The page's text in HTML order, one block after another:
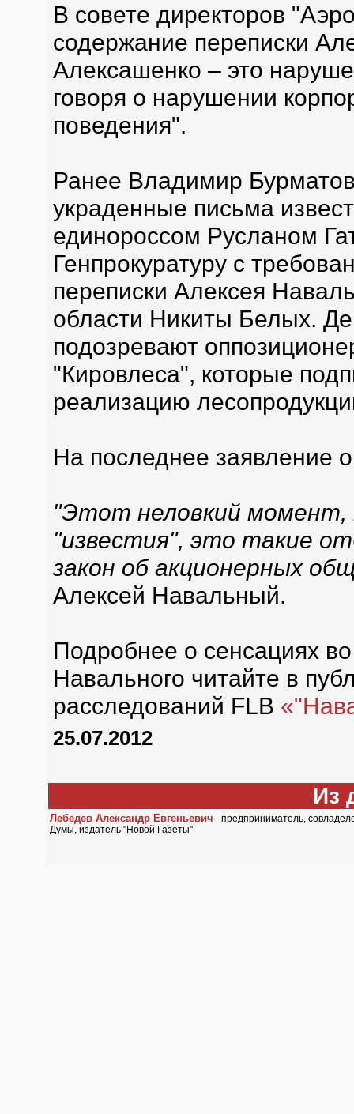
В совете директоров
содержание переписки
Алексашенко – это
говоря о нарушении
поведения".
Ранее Владимир
украденные письма
единороссом Русланом
Генпрокуратуру с
переписки Алексея
области Никиты Белых.
подозревают
"Кировлеса", которые
реализацию
На последнее заявление
"Этот неловкий момент,
"известия", это такие
закон об акционерных
Алексей Навальный.
Подробнее о сенсациях
Навального читайте в
расследований FLB
25.07.2012
Из
Лебедев Александр Евгеньевич - предприниматель,
Думы, издатель "Новой Газеты"